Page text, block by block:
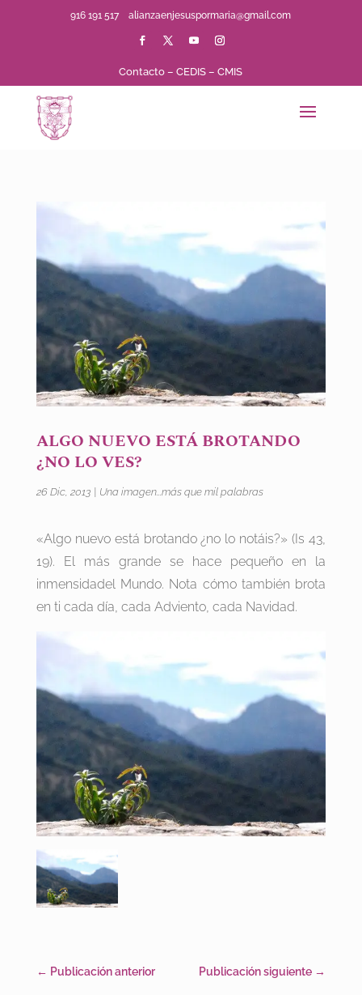
916 191 517alianzaenjesuspormaria@gmail.com
Contacto –CEDIS –CMIS
ALGO NUEVO ESTÁ BROTANDO
¿NO LO VES?
26 Dic, 2013 Una imagen...más que mil palabras
«Algo nuevo está brotando ¿no lo notáis?» (Is 43,
19). El más grande se hace pequeño en la
inmensidadel Mundo. Nota cómo también brota
en ti cada día, cada Adviento, cada Navidad.
← Publicación anterior Publicación siguiente →